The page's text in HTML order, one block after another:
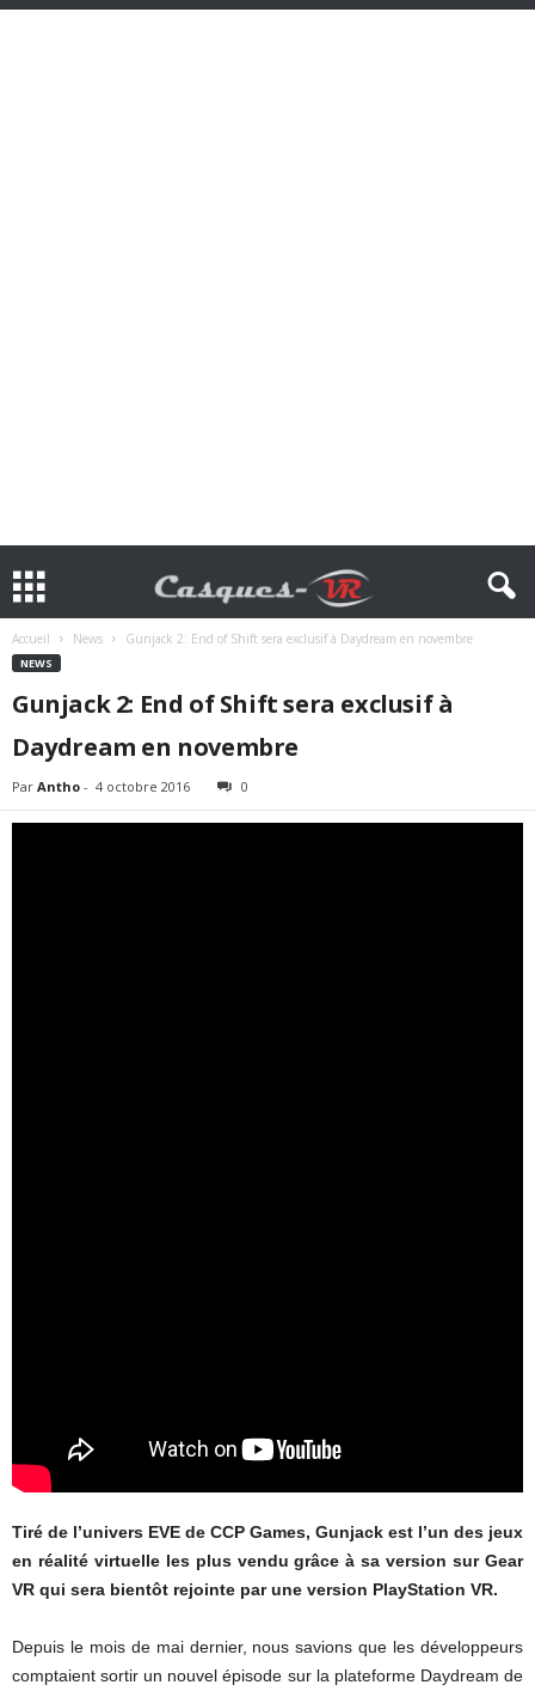
Accueil News Gunjack 2: End of Shift sera exclusif à Daydream en novembre
NEWS
Gunjack 2: End of Shift sera exclusif à
Daydream en novembre
Par Antho - 4 octobre 2016 0
Tiré de l’univers EVE de CCP Games, Gunjack est l’un des jeux
en réalité virtuelle les plus vendu grâce à sa version sur Gear
VR qui sera bientôt rejointe par une version PlayStation VR.
Depuis le mois de mai dernier, nous savions que les développeurs
comptaient sortir un nouvel épisode sur la plateforme Daydream de